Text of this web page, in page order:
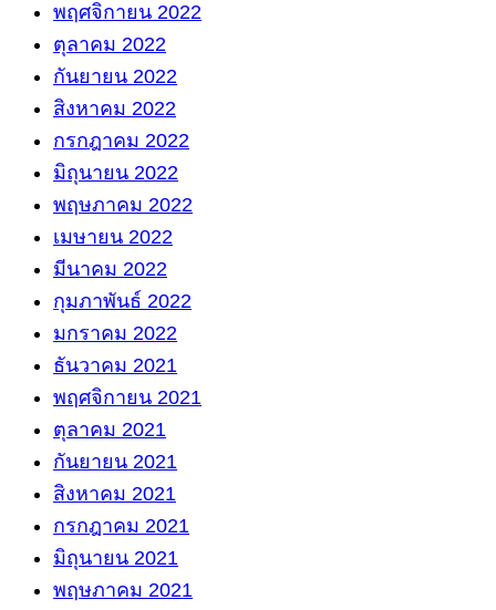
พฤศจิกายน 2022
ตุลาคม 2022
กันยายน 2022
สิงหาคม 2022
กรกฎาคม 2022
มิถุนายน 2022
พฤษภาคม 2022
เมษายน 2022
มีนาคม 2022
กุมภาพันธ์ 2022
มกราคม 2022
ธันวาคม 2021
พฤศจิกายน 2021
ตุลาคม 2021
กันยายน 2021
สิงหาคม 2021
กรกฎาคม 2021
มิถุนายน 2021
พฤษภาคม 2021